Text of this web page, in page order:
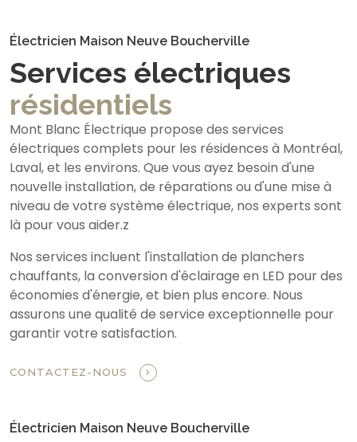
Électricien Maison Neuve Boucherville
Services électriques
résidentiels
Mont Blanc Électrique propose des services
électriques complets pour les résidences à Montréal,
Laval, et les environs. Que vous ayez besoin d'une
nouvelle installation, de réparations ou d'une mise à
niveau de votre système électrique, nos experts sont
là pour vous aider.z
Nos services incluent l'installation de planchers
chauffants, la conversion d'éclairage en LED pour des
économies d'énergie, et bien plus encore. Nous
assurons une qualité de service exceptionnelle pour
garantir votre satisfaction.
CONTACTEZ-NOUS
Électricien Maison Neuve Boucherville